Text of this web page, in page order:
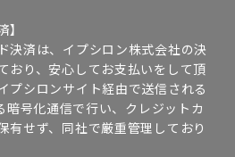
決済は、イプシロン株式会社の決
おり、安心してお支払いをして頂
プシロンサイト経由で送信される
号化通信で行い、クレジットカ
有せず、同社で厳重管理しており